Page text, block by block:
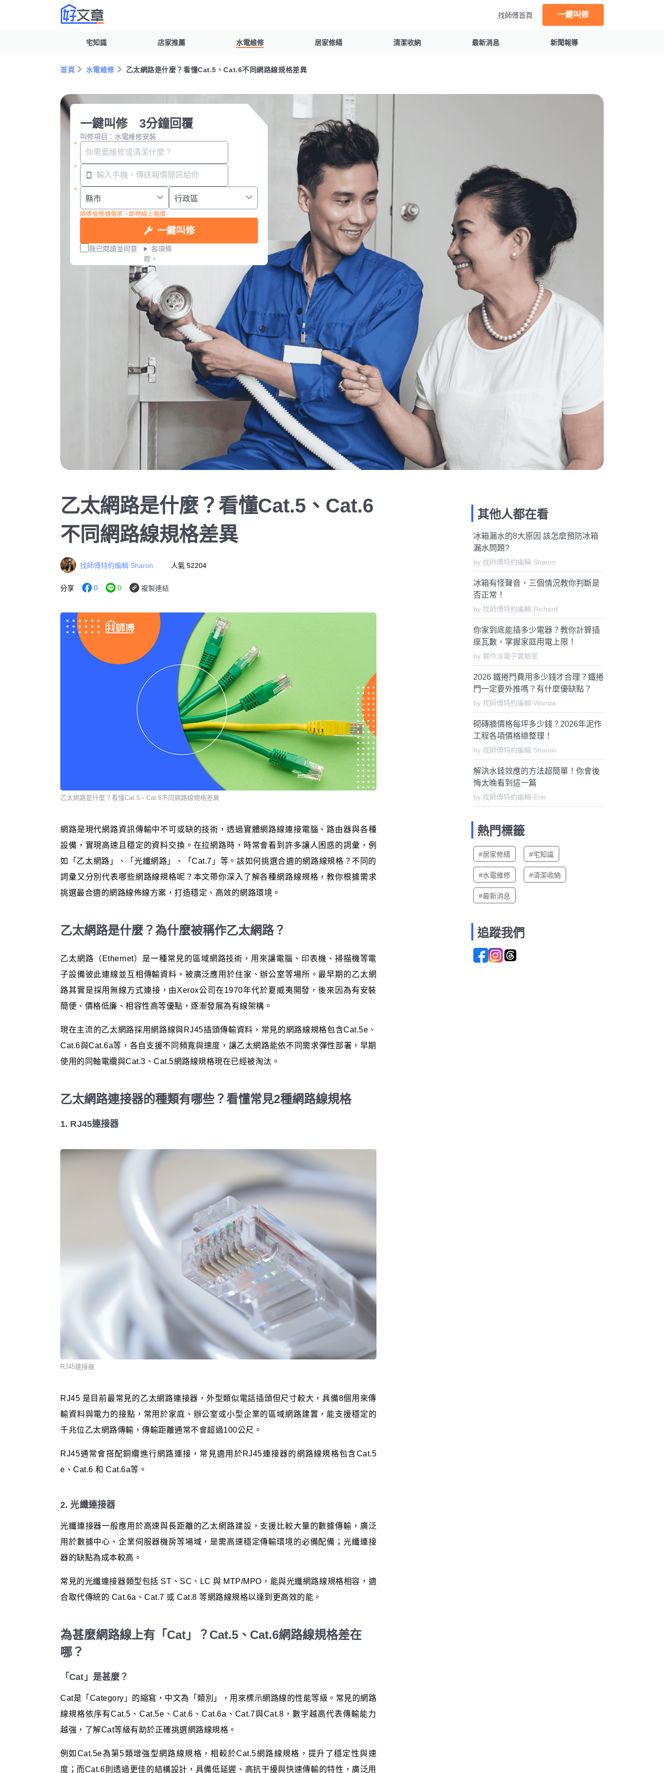
找師傅首頁 一鍵叫修
宅知識 店家推薦 水電維修 居家修繕 清潔收納 最新消息 新聞報導
首頁 水電維修 乙太網路是什麼？看懂Cat.5、Cat.6不同網路線規格差異
一鍵叫修 3分鐘回覆
叫修項目：水電維修安裝
師傅會根據需求，即時線上報價
一鍵叫修
我已閱讀並同意
各項條
款。
乙太網路是什麼？看懂Cat.5、Cat.6
不同網路線規格差異
找師傅特約編輯 Sharon 人氣 52204
分享 0 0 複製連結
乙太網路是什麼？看懂Cat.5、Cat.6不同網路線規格差異
網路是現代網路資訊傳輸中不可或缺的技術，透過實體網路線連接電腦、路由器與各種
設備，實現高速且穩定的資料交換。在拉網路時，時常會看到許多讓人困惑的詞彙，例
如「乙太網路」、「光纖網路」、「Cat.7」等。該如何挑選合適的網路線規格？不同的
詞彙又分別代表哪些網路線規格呢？本文帶你深入了解各種網路線規格，教你根據需求
挑選最合適的網路線佈線方案，打造穩定、高效的網路環境。
乙太網路是什麼？為什麼被稱作乙太網路？
乙太網路（Ethernet）是一種常見的區域網路技術，用來讓電腦、印表機、掃描機等電
子設備彼此連線並互相傳輸資料，被廣泛應用於住家、辦公室等場所。最早期的乙太網
路其實是採用無線方式連接，由Xerox公司在1970年代於夏威夷開發，後來因為有安裝
簡便、價格低廉、相容性高等優點，逐漸發展為有線架構。
現在主流的乙太網路採用網路線與RJ45插頭傳輸資料，常見的網路線規格包含Cat.5e、
Cat.6與Cat.6a等，各自支援不同頻寬與速度，讓乙太網路能依不同需求彈性部署，早期
使用的同軸電纜與Cat.3、Cat.5網路線規格現在已經被淘汰。
乙太網路連接器的種類有哪些？看懂常見2種網路線規格
1. RJ45連接器
RJ45連接器
RJ45 是目前最常見的乙太網路連接器，外型類似電話插頭但尺寸較大，具備8個用來傳
輸資料與電力的接點，常用於家庭、辦公室或小型企業的區域網路建置，能支援穩定的
千兆位乙太網路傳輸，傳輸距離通常不會超過100公尺。
RJ45通常會搭配銅纜進行網路連接，常見適用於RJ45連接器的網路線規格包含Cat.5
e、Cat.6 和 Cat.6a等。
2. 光纖連接器
光纖連接器一般應用於高速與長距離的乙太網路建設，支援比較大量的數據傳輸，廣泛
用於數據中心、企業伺服器機房等場域，是需高速穩定傳輸環境的必備配備；光纖連接
器的缺點為成本較高。
常見的光纖連接器類型包括 ST、SC、LC 與 MTP/MPO，能與光纖網路線規格相容，適
合取代傳統的 Cat.6a、Cat.7 或 Cat.8 等網路線規格以達到更高效的能。
為甚麼網路線上有「Cat」？Cat.5、Cat.6網路線規格差在
哪？
「Cat」是甚麼？
Cat是「Category」的縮寫，中文為「類別」，用來標示網路線的性能等級。常見的網路
線規格依序有Cat.5、Cat.5e、Cat.6、Cat.6a、Cat.7與Cat.8，數字越高代表傳輸能力
越強，了解Cat等級有助於正確挑選網路線規格。
例如Cat.5e為第5類增強型網路線規格，相較於Cat.5網路線規格，提升了穩定性與速
度；而Cat.6則透過更佳的結構設計，具備低延遲、高抗干擾與快速傳輸的特性，廣泛用
其他人都在看
冰箱漏水的8大原因 該怎麼預防冰箱
漏水問題?
by 找師傅特約編輯 Sharon
冰箱有怪聲音，三個情況教你判斷是
否正常！
by 找師傅特約編輯-Richard
你家到底能插多少電器？教你計算插
座瓦數，掌握家庭用電上限！
by 實作派電子實驗室
2026 鐵捲門費用多少錢才合理？鐵捲
門一定要外推嗎？有什麼優缺點？
by 找師傅特約編輯-Wonda
砌磚牆價格每坪多少錢？2026年泥作
工程各項價格總整理！
by 找師傅特約編輯 Sharon
解決水錘效應的方法超簡單！你會後
悔太晚看到這一篇
by 找師傅特約編輯-Erin
熱門標籤
#居家修繕 #宅知識
#水電維修 #清潔收納
#最新消息
追蹤我們